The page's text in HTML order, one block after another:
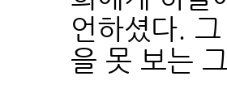
언하셨다.
을 못 보는